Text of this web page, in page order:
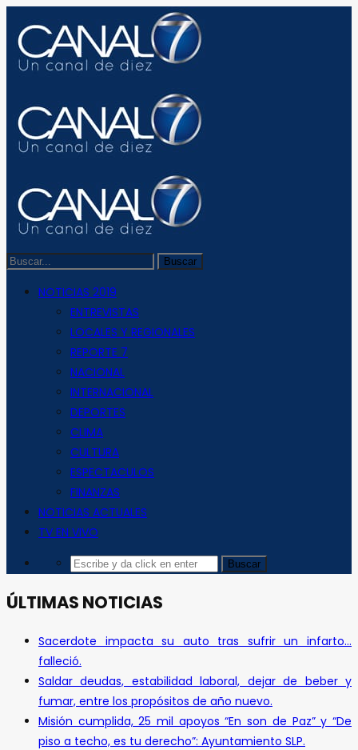
NOTICIAS 2019
ENTREVISTAS
LOCALES Y REGIONALES
REPORTE 7
NACIONAL
INTERNACIONAL
DEPORTES
CLIMA
CULTURA
ESPECTACULOS
FINANZAS
NOTICIAS ACTUALES
TV EN VIVO
ÚLTIMAS NOTICIAS
Sacerdote impacta su auto tras sufrir un infarto…
falleció.
Saldar deudas, estabilidad laboral, dejar de beber y
fumar, entre los propósitos de año nuevo.
Misión cumplida, 25 mil apoyos “En son de Paz” y “De
piso a techo, es tu derecho”: Ayuntamiento SLP.